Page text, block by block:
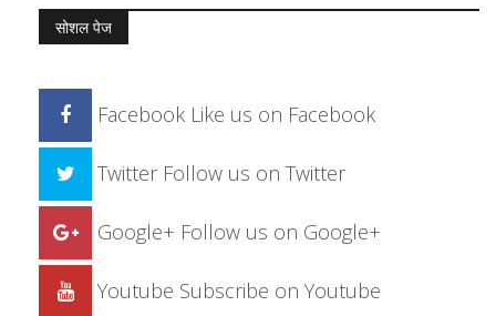
सोशल पेज
Facebook Like us on Facebook
Twitter Follow us on Twitter
Google+ Follow us on Google+
Youtube Subscribe on Youtube